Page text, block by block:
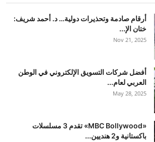
أرقام صادمة وتحذيرات دولية… د. أحمد شريف:
ختان الإ...
Nov 21, 2025
أفضل شركات التسويق الإلكتروني في الوطن
العربي لعام...
May 28, 2025
«MBC Bollywood» تقدم 3 مسلسلات
باكستانية و2 هنديين...